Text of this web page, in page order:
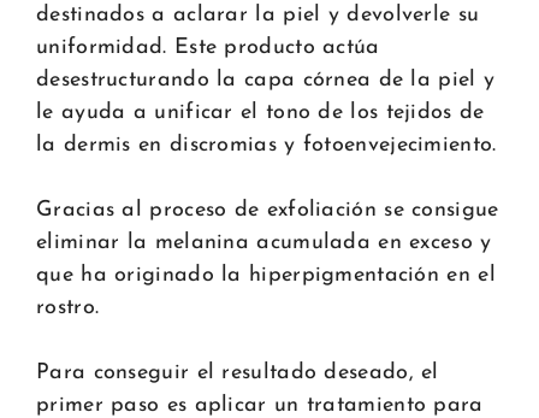
destinados a aclarar la piel y devolverle su
uniformidad. Este producto actúa
desestructurando la capa córnea de la piel y
le ayuda a unificar el tono de los tejidos de
la dermis en discromias y fotoenvejecimiento.
Gracias al proceso de exfoliación se consigue
eliminar la melanina acumulada en exceso y
que ha originado la hiperpigmentación en el
rostro.
Para conseguir el resultado deseado, el
primer paso es aplicar un tratamiento para